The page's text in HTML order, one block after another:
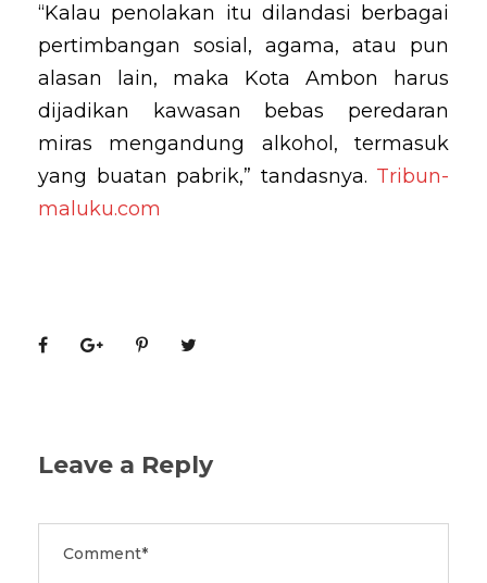
“Kalau penolakan itu dilandasi berbagai
pertimbangan sosial, agama, atau pun
alasan lain, maka Kota Ambon harus
dijadikan kawasan bebas peredaran
miras mengandung alkohol, termasuk
yang buatan pabrik,” tandasnya. Tribun-
maluku.com
Leave a Reply